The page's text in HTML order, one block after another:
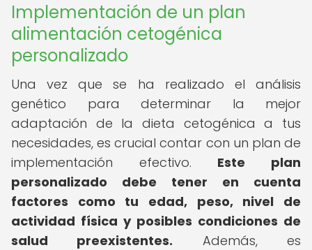
Implementación de un plan
alimentación cetogénica
personalizado
Una vez que se ha realizado el análisis
genético para determinar la mejor
adaptación de la dieta cetogénica a tus
necesidades, es crucial contar con un plan de
implementación efectivo. Este plan
personalizado debe tener en cuenta
factores como tu edad, peso, nivel de
actividad física y posibles condiciones de
salud preexistentes. Además, es